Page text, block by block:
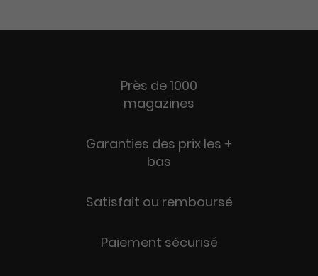
Près de 1000
magazines
Garanties des prix les +
bas
Satisfait ou remboursé
Paiement sécurisé